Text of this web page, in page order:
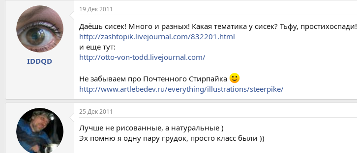
IDDQD
19 Дек 2011
Даёшь сисек! Много и разных! Какая тематика у сисек? Тьфу, простихоспади!
http://zashtopik.livejournal.com/832201.html
и еще тут:
http://otto-von-todd.livejournal.com/
Не забываем про Почтенного Стирпайка
http://www.artlebedev.ru/everything/illustrations/steerpike/
25 Дек 2011
Лучше не рисованные, а натуральные )
Эх помню я одну пару грудок, просто класс были ))